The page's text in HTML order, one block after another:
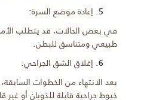
إعادة موضع السرة:
في بعض الحالات، قد يتطلب
طبيعي ومتناسق للبطن.
إغلاق الشق الجراحي:
بعد الانتهاء من الخطوات
خيوط جراحية قابلة للذوبان أو